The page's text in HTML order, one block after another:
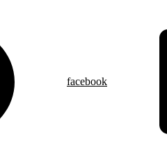
facebook